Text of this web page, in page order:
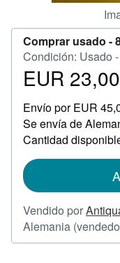
Comprar usado -
Condición: Usado
Precio
23,00
EUR 23,00
Envío por EUR
Se envía de
Cantidad
Vendido por
Alemania